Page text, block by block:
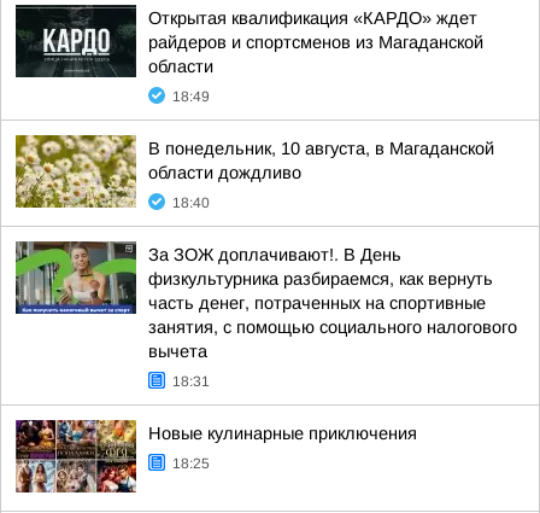
Открытая квалификация «КАРДО» ждет
райдеров и спортсменов из Магаданской
области
18:49
В понедельник, 10 августа, в Магаданской
области дождливо
18:40
За ЗОЖ доплачивают!. В День
физкультурника разбираемся, как вернуть
часть денег, потраченных на спортивные
занятия, с помощью социального налогового
вычета
18:31
Новые кулинарные приключения
18:25